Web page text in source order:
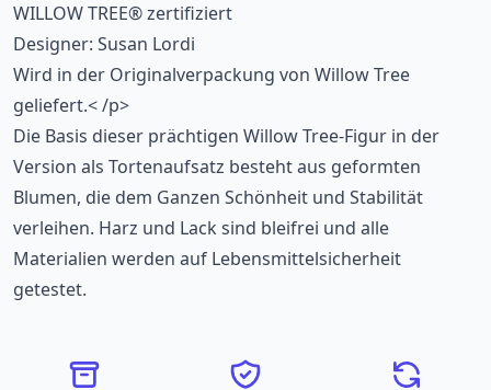
WILLOW TREE® zertifiziert
Designer: Susan Lordi
Wird in der Originalverpackung von Willow Tree
geliefert.< /p>
Die Basis dieser prächtigen Willow Tree-Figur in der
Version als Tortenaufsatz besteht aus geformten
Blumen, die dem Ganzen Schönheit und Stabilität
verleihen. Harz und Lack sind bleifrei und alle
Materialien werden auf Lebensmittelsicherheit
getestet.